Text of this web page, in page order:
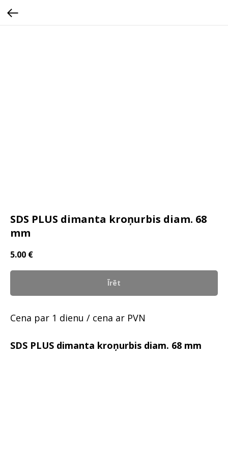
SDS PLUS dimanta kroņurbis diam. 68
mm
5.00 €
Īrēt
Cena par 1 dienu / cena ar PVN
SDS PLUS dimanta kroņurbis diam. 68 mm